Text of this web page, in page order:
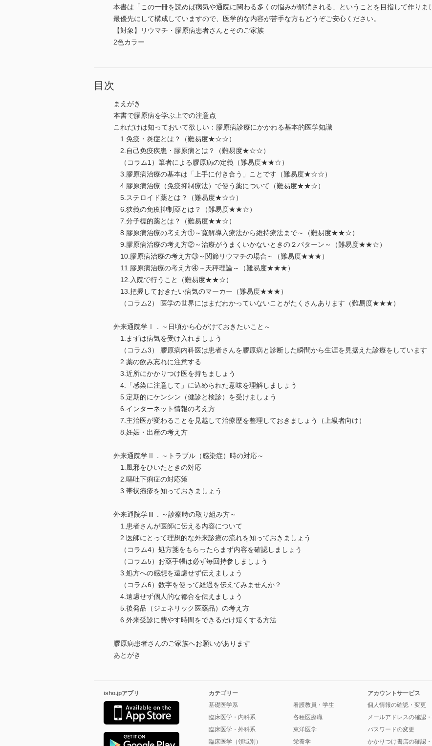
本書は「この一冊を読めば病気や通院に関わる多くの悩みが解消される」ということを目指して作り
最優先にして構成していますので、医学的な内容が苦手な方もどうぞご安心ください。
【対象】リウマチ・膠原病患者さんとそのご家族
2色カラー
目次
まえがき
本書で膠原病を学ぶ上での注意点
これだけは知っておいて欲しい：膠原病診療にかかわる基本的医学知識
1.免疫・炎症とは？（難易度★☆☆）
2.自己免疫疾患・膠原病とは？（難易度★☆☆）
（コラム1）筆者による膠原病の定義（難易度★★☆）
3.膠原病治療の基本は「上手に付き合う」ことです（難易度★☆☆）
4.膠原病治療（免疫抑制療法）で使う薬について（難易度★★☆）
5.ステロイド薬とは？（難易度★☆☆）
6.狭義の免疫抑制薬とは？（難易度★★☆）
7.分子標的薬とは？（難易度★★☆）
8.膠原病治療の考え方①～寛解導入療法から維持療法まで～（難易度★★☆）
9.膠原病治療の考え方②～治療がうまくいかないときの２パターン～（難易度★★☆）
10.膠原病治療の考え方③～関節リウマチの場合～（難易度★★★）
11.膠原病治療の考え方④～天秤理論～（難易度★★★）
12.入院で行うこと（難易度★★☆）
13.把握しておきたい病気のマーカー（難易度★★★）
（コラム2） 医学の世界にはまだわかっていないことがたくさんあります（難易度★★★）
外来通院学Ⅰ．～日頃から心がけておきたいこと～
1.まずは病気を受け入れましょう
（コラム3） 膠原病内科医は患者さんを膠原病と診断した瞬間から生涯を見据えた診療をしています
2.薬の飲み忘れに注意する
3.近所にかかりつけ医を持ちましょう
4.「感染に注意して」に込められた意味を理解しましょう
5.定期的にケンシン（健診と検診）を受けましょう
6.インターネット情報の考え方
7.主治医が変わることを見越して治療歴を整理しておきましょう（上級者向け）
8.妊娠・出産の考え方
外来通院学Ⅱ．～トラブル（感染症）時の対応～
1.風邪をひいたときの対応
2.嘔吐下痢症の対応策
3.帯状疱疹を知っておきましょう
外来通院学Ⅲ．～診察時の取り組み方～
1.患者さんが医師に伝える内容について
2.医師にとって理想的な外来診療の流れを知っておきましょう
（コラム4）処方箋をもらったらまず内容を確認しましょう
（コラム5）お薬手帳は必ず毎回持参しましょう
3.処方への感想を遠慮せず伝えましょう
（コラム6）数字を使って経過を伝えてみませんか？
4.遠慮せず個人的な都合を伝えましょう
5.後発品（ジェネリック医薬品）の考え方
6.外来受診に費やす時間をできるだけ短くする方法
膠原病患者さんのご家族へお願いがあります
あとがき
isho.jpアプリ
カテゴリー
基礎医学系
臨床医学・内科系
臨床医学・外科系
臨床医学（領域別）
看護教員・学生
各種医療職
東洋医学
栄養学
アカウントサービス
個人情報の確認・変更
メールアドレスの確認
パスワードの変更
かかりつけ書店の確認